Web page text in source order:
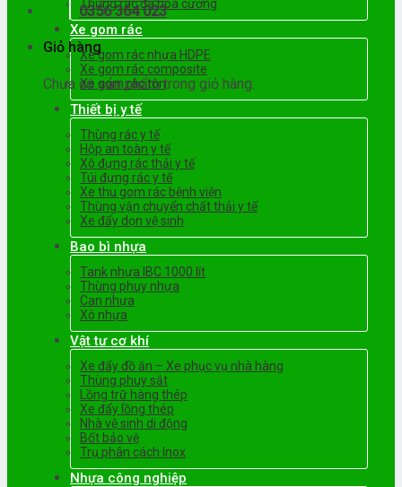
0356 364 023
Giỏ hàng
Chưa có sản phẩm trong giỏ hàng.
Thùng rác đá hoa cương
Xe gom rác
Xe gom rác nhựa HDPE
Xe gom rác composite
Xe gom rác tôn
Thiết bị y tế
Thùng rác y tế
Hộp an toàn y tế
Xô đựng rác thải y tế
Túi đựng rác y tế
Xe thu gom rác bệnh viện
Thùng vận chuyển chất thải y tế
Xe đẩy dọn vệ sinh
Bao bì nhựa
Tank nhựa IBC 1000 lít
Thùng phuy nhựa
Can nhựa
Xô nhựa
Vật tư cơ khí
Xe đẩy đồ ăn – Xe phục vụ nhà hàng
Thùng phuy sắt
Lồng trữ hàng thép
Xe đẩy lồng thép
Nhà vệ sinh di động
Bốt bảo vệ
Trụ phân cách Inox
Nhựa công nghiệp